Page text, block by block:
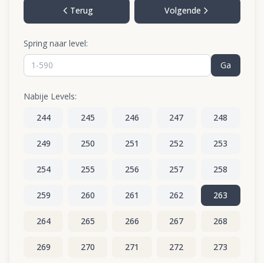
Terug Volgende
Spring naar level:
Ga
Nabije Levels:
244
245 246 247 248
249 250 251 252 253
254 255 256 257 258
259 260 261 262 263
264 265 266 267 268
269 270 271 272 273